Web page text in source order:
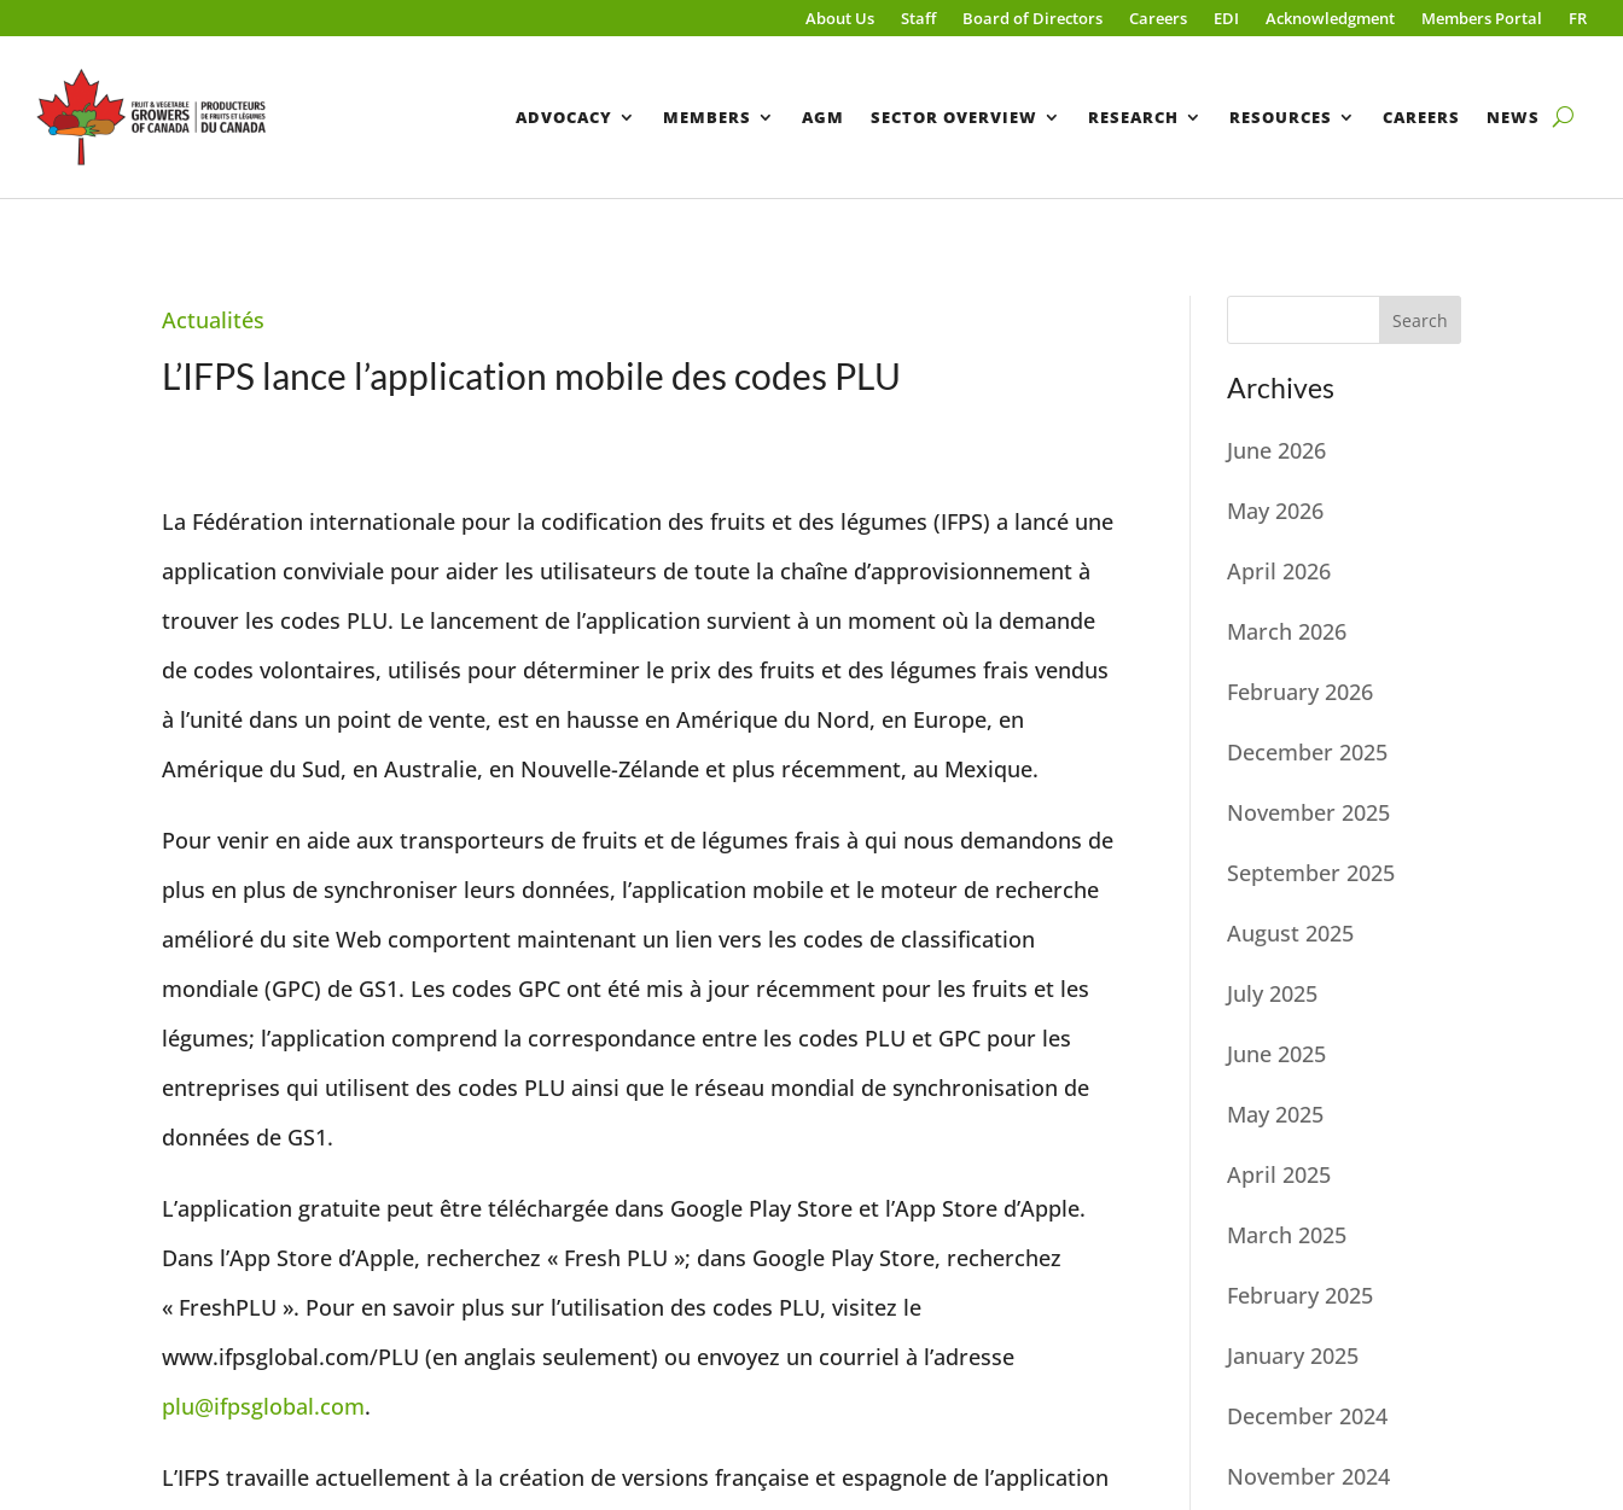
About Us Staff Board of Directors Careers EDI Acknowledgment Members Portal FR
ADVOCACY MEMBERS AGM SECTOR OVERVIEW RESEARCH RESOURCES CAREERS NEWS
Actualités
L’IFPS lance l’application mobile des codes PLU
La Fédération internationale pour la codification des fruits et des légumes (IFPS) a lancé une
application conviviale pour aider les utilisateurs de toute la chaîne d’approvisionnement à
trouver les codes PLU. Le lancement de l’application survient à un moment où la demande
de codes volontaires, utilisés pour déterminer le prix des fruits et des légumes frais vendus
à l’unité dans un point de vente, est en hausse en Amérique du Nord, en Europe, en
Amérique du Sud, en Australie, en Nouvelle-Zélande et plus récemment, au Mexique.
Pour venir en aide aux transporteurs de fruits et de légumes frais à qui nous demandons de
plus en plus de synchroniser leurs données, l’application mobile et le moteur de recherche
amélioré du site Web comportent maintenant un lien vers les codes de classification
mondiale (GPC) de GS1. Les codes GPC ont été mis à jour récemment pour les fruits et les
légumes; l’application comprend la correspondance entre les codes PLU et GPC pour les
entreprises qui utilisent des codes PLU ainsi que le réseau mondial de synchronisation de
données de GS1.
L’application gratuite peut être téléchargée dans Google Play Store et l’App Store d’Apple.
Dans l’App Store d’Apple, recherchez « Fresh PLU »; dans Google Play Store, recherchez
« FreshPLU ». Pour en savoir plus sur l’utilisation des codes PLU, visitez le
www.ifpsglobal.com/PLU (en anglais seulement) ou envoyez un courriel à l’adresse
plu@ifpsglobal.com.
L’IFPS travaille actuellement à la création de versions française et espagnole de l’application
Search
Archives
June 2026
May 2026
April 2026
March 2026
February 2026
December 2025
November 2025
September 2025
August 2025
July 2025
June 2025
May 2025
April 2025
March 2025
February 2025
January 2025
December 2024
November 2024